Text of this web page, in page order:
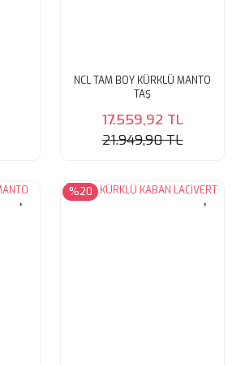
NCL TAM BOY KÜRKLÜ MANTO
TAŞ
17.559,92 TL
21.949,90 TL
%20